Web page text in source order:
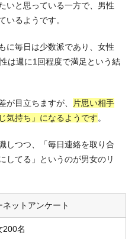
いと思っている一方で、男性
いるようです。
に毎日は少数派であり、女性
は週に1回程度で満足という結
が目立ちますが、
片思い相手
気持ち」になるようです。
しつつ、「毎日連絡を取り合
してる」というのが男女のリ
ネットアンケート
200名